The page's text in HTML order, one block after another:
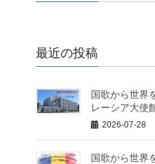
最近の投稿
国歌から世
レーシア大使
2026-07-28
国歌から世